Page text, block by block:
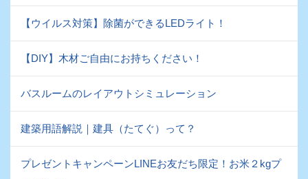
【ウイルス対策】除菌ができるLEDライト！
【DIY】木材ご自由にお持ちください！
バスルームのレイアウトシミュレーション
建築用語解説｜建具（たてぐ）って？
プレゼントキャンペーンLINEお友だち限定！お米２kgプ